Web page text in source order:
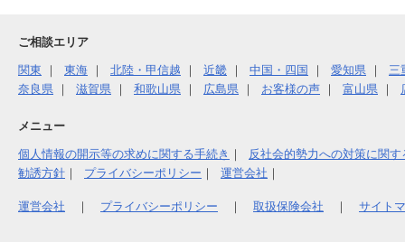
ご相談エリア
関東 東海 北陸・甲信越 近畿 中国・四国 愛知県
三
奈良県
滋賀県 和歌山県 広島県 お客様の声 富山県
メニュー
個人情報の開示等の求めに関する手続き
反社会的勢力への対策に関す
勧誘方針
プライバシーポリシー 運営会社
運営会社 ｜ プライバシーポリシー ｜ 取扱保険会社 ｜ サイト